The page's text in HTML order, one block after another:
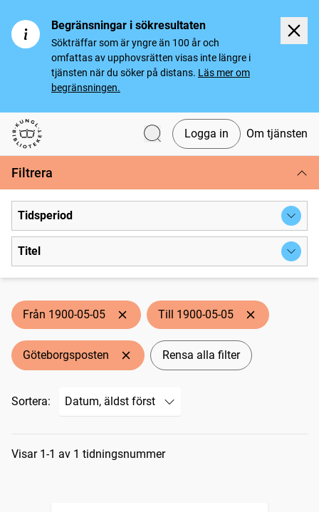
Begränsningar i sökresultaten
Sökträffar som är yngre än 100 år och
omfattas av upphovsrätten visas inte längre i
tjänsten när du söker på distans. Läs mer om
begränsningen.
Svenska tidningar
Logga in Om tjänsten
Filtrera
Tidsperiod
Titel
Från 1900-05-05 Till 1900-05-05
Göteborgsposten Rensa alla filter
Sortera:
Sökresultat
Visar 1-1 av 1 tidningsnummer